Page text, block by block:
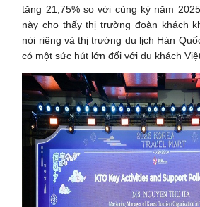
tăng 21,75% so với cùng kỳ năm
này cho thấy thị trường đoàn khách
nói riêng và thị trường du lịch Hàn
có một sức hút lớn đối với du khách